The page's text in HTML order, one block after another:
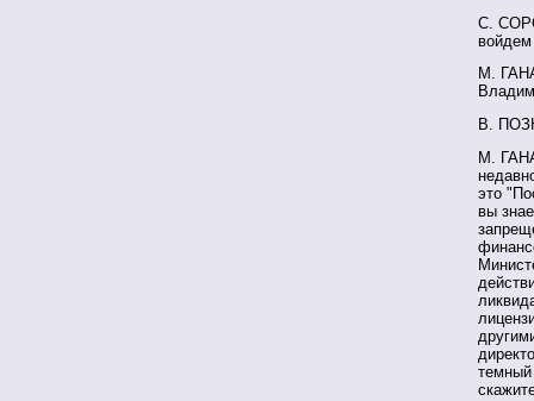
С.
М.
В.
М.
это
вы